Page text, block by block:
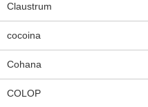
Claustrum
cocoina
Cohana
COLOP